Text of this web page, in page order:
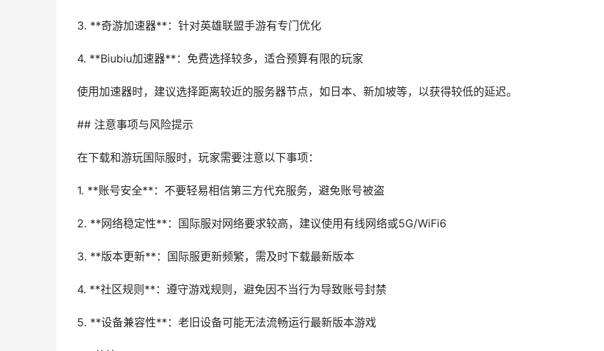
3. **奇游加速器**：针对英雄联盟手游有专门优化
4. **Biubiu加速器**：免费选择较多，适合预算有限的玩家
使用加速器时，建议选择距离较近的服务器节点，如日本、新加坡等，以获得较低的延迟。
## 注意事项与风险提示
在下载和游玩国际服时，玩家需要注意以下事项：
1. **账号安全**：不要轻易相信第三方代充服务，避免账号被盗
2. **网络稳定性**：国际服对网络要求较高，建议使用有线网络或5G/WiFi6
3. **版本更新**：国际服更新频繁，需及时下载最新版本
4. **社区规则**：遵守游戏规则，避免因不当行为导致账号封禁
5. **设备兼容性**：老旧设备可能无法流畅运行最新版本游戏